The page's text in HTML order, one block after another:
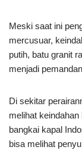
Meski saat ini
mercusuar,
putih, batu granit
menjadi
Di sekitar
melihat
bangkai kapal
bisa melihat